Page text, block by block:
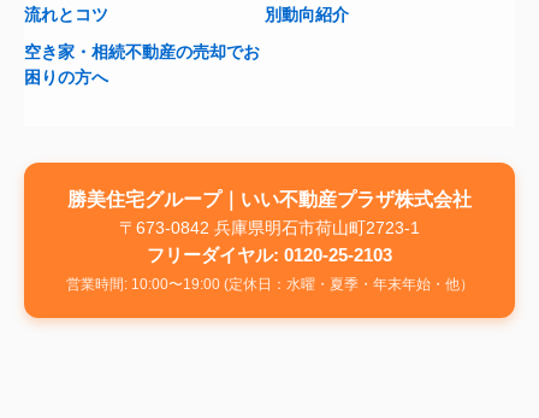
流れとコツ
別動向紹介
空き家・相続不動産の売却でお
困りの方へ
勝美住宅グループ｜いい不動産プラザ株式会社
〒673-0842 兵庫県明石市荷山町2723-1
フリーダイヤル: 0120-25-2103
営業時間: 10:00〜19:00 (定休日：水曜・夏季・年末年始・他）